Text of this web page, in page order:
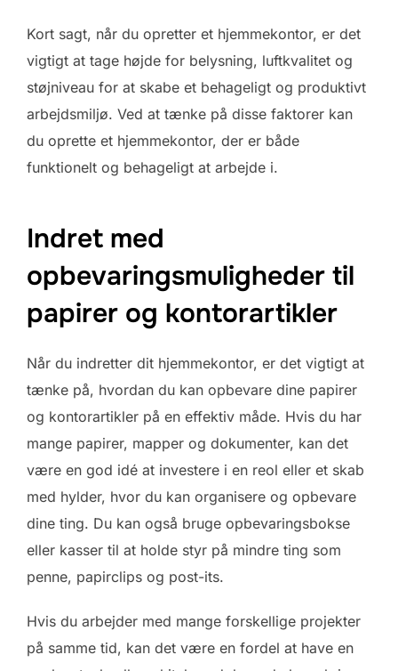
Kort sagt, når du opretter et hjemmekontor, er det
vigtigt at tage højde for belysning, luftkvalitet og
støjniveau for at skabe et behageligt og produktivt
arbejdsmiljø. Ved at tænke på disse faktorer kan
du oprette et hjemmekontor, der er både
funktionelt og behageligt at arbejde i.
Indret med
opbevaringsmuligheder til
papirer og kontorartikler
Når du indretter dit hjemmekontor, er det vigtigt at
tænke på, hvordan du kan opbevare dine papirer
og kontorartikler på en effektiv måde. Hvis du har
mange papirer, mapper og dokumenter, kan det
være en god idé at investere i en reol eller et skab
med hylder, hvor du kan organisere og opbevare
dine ting. Du kan også bruge opbevaringsbokse
eller kasser til at holde styr på mindre ting som
penne, papirclips og post-its.
Hvis du arbejder med mange forskellige projekter
på samme tid, kan det være en fordel at have en